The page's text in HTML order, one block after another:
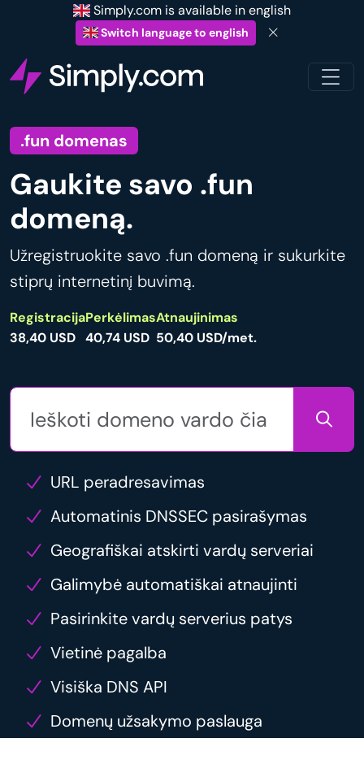
Simply.com is available in english
Switch language to english
.fun domenas
Gaukite savo .fun
domeną.
Užregistruokite savo .fun domeną ir sukurkite
stiprų internetinį buvimą.
Registracija
38,40 USD
Perkėlimas
40,74 USD
Atnaujinimas
50,40 USD/met.
URL peradresavimas
Automatinis DNSSEC pasirašymas
Geografiškai atskirti vardų serveriai
Galimybė automatiškai atnaujinti
Pasirinkite vardų serverius patys
Vietinė pagalba
Visiška DNS API
Domenų užsakymo paslauga